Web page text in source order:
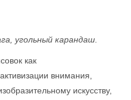
угольный карандаш.
как
внимания,
искусству,